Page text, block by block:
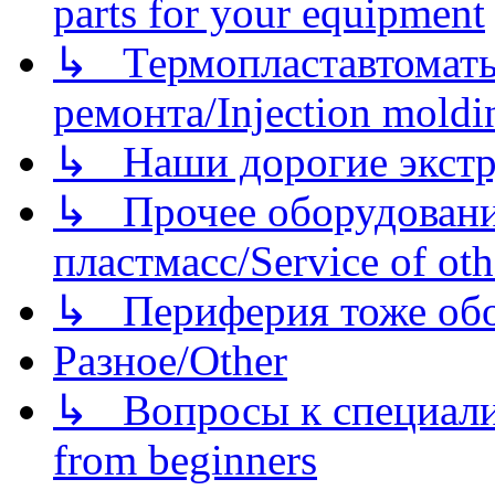
parts for your equipment
↳
ремонта/Injection
↳ Наши дорогие
↳ Прочее
пластмасс/Service of
↳ Периферия тоже
Разное/Other
↳ Вопросы к
from beginners